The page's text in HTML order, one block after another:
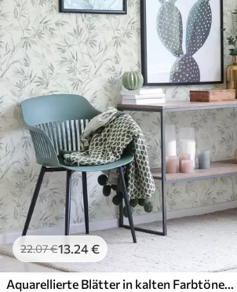
22.07€13.24€
Aquarellierte Blätter in kalten Farbtönen, minimalistisches Design